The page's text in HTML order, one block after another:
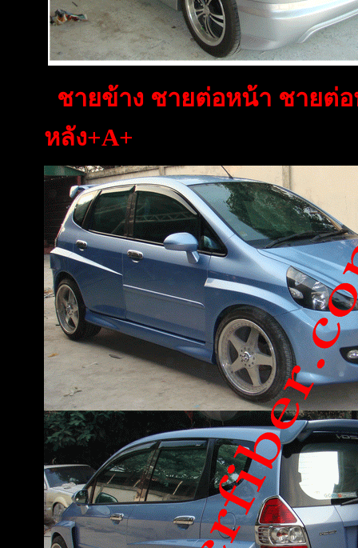
ชายข้าง ชายต่อหน้า ชายต่อ
หลัง+A+